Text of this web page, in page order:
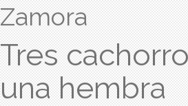
Zamora
Tres
una hembra